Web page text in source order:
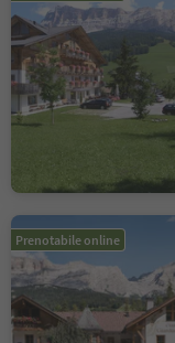
Prenotabile online